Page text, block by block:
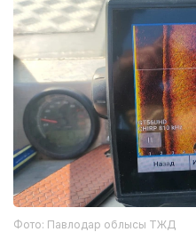
Фото: Павлодар облысы ТЖД